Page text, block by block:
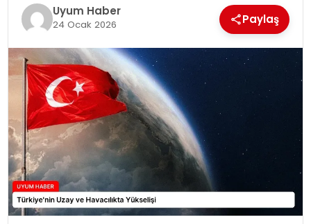
Uyum Haber
24 Ocak 2026 Paylaş